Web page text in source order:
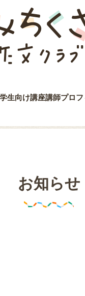
生向け講座講師プロ
お知らせ